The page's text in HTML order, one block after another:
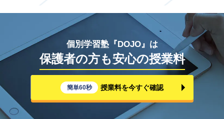
個別学習塾『DOJO』は
保護者の方も安心の授業料
簡単60秒 授業料を今すぐ確認